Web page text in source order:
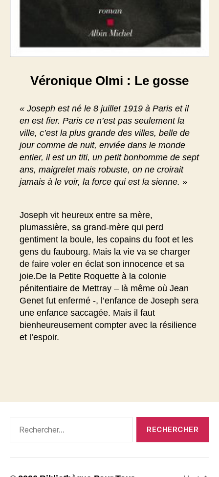
Véronique Olmi : Le gosse
« Joseph est né le 8 juillet 1919 à Paris et il
en est fier. Paris ce n’est pas seulement la
ville, c’est la plus grande des villes, belle de
jour comme de nuit, enviée dans le monde
entier, il est un titi, un petit bonhomme de sept
ans, maigrelet mais robuste, on ne croirait
jamais à le voir, la force qui est la sienne. »
Joseph vit heureux entre sa mère,
plumassière, sa grand-mère qui perd
gentiment la boule, les copains du foot et les
gens du faubourg. Mais la vie va se charger
de faire voler en éclat son innocence et sa
joie.De la Petite Roquette à la colonie
pénitentiaire de Mettray – là même où Jean
Genet fut enfermé -, l’enfance de Joseph sera
une enfance saccagée. Mais il faut
bienheureusement compter avec la résilience
et l’espoir.